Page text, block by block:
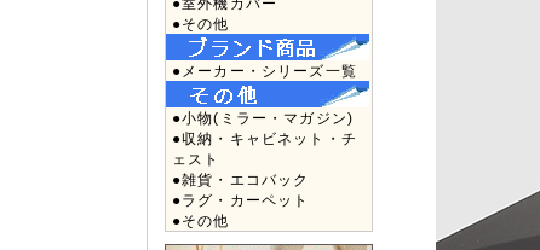
●その他
●メーカー・シリーズ一覧
●小物(ミラー・マガジン)
●収納・キャビネット・チ
ェスト
●雑貨・エコバック
●ラグ・カーペット
●その他